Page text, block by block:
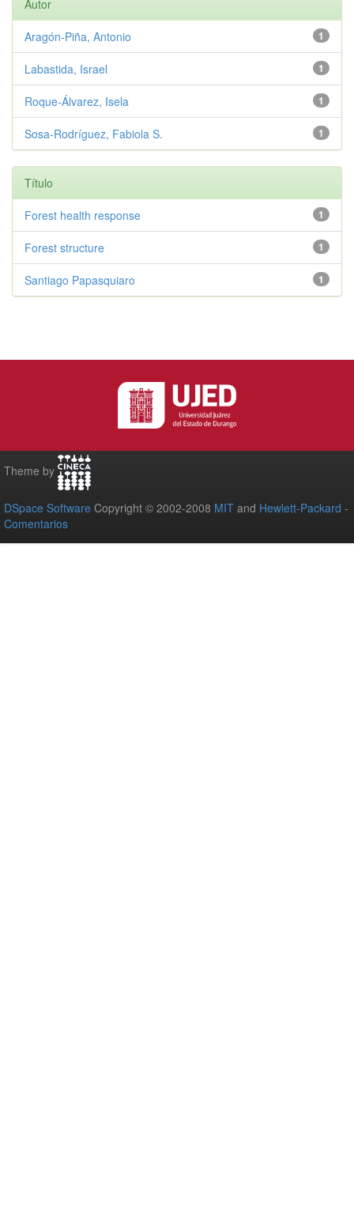
Autor
1
Aragón-Piña, Antonio
1
Labastida, Israel
1
Roque-Álvarez, Isela
1
Sosa-Rodríguez, Fabiola S.
Título
1
Forest health response
1
Forest structure
1
Santiago Papasquiaro
Theme by
DSpace Software Copyright © 2002-2008 MIT and Hewlett-Packard -
Comentarios